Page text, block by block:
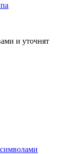
и уточнят